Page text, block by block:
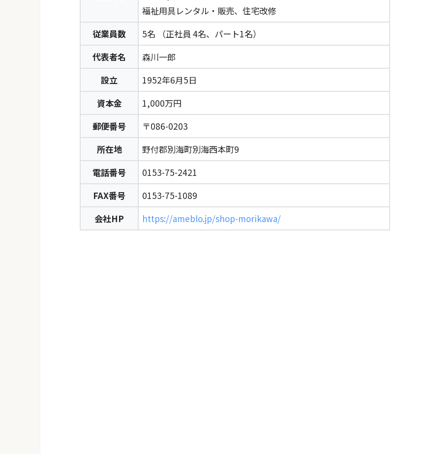
福祉用具レンタル・販売、住宅改修
従業員数
5名 （正社員 4名、パート1名）
代表者名
森川一郎
設立
1952年6月5日
資本金
1,000万円
郵便番号
〒086-0203
所在地
野付郡別海町別海西本町9
電話番号
0153-75-2421
FAX番号
0153-75-1089
会社HP
https://ameblo.jp/shop-morikawa/